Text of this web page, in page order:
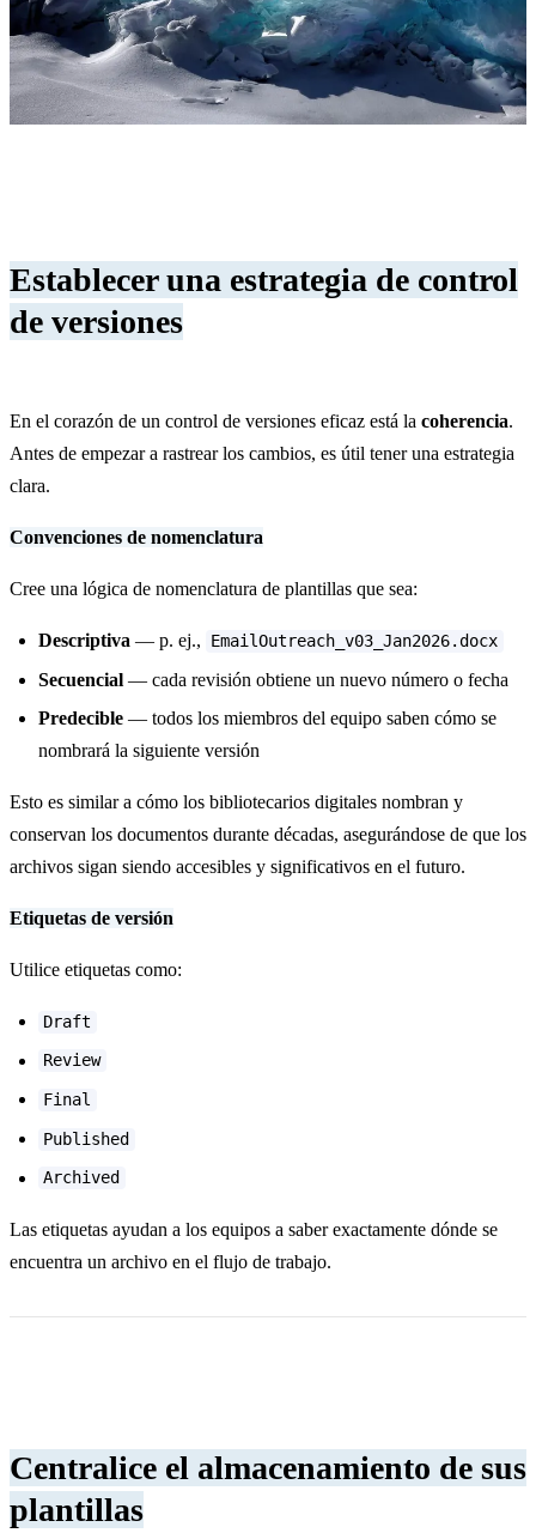
Establecer una estrategia de control
de versiones
En el corazón de un control de versiones eficaz está la coherencia.
Antes de empezar a rastrear los cambios, es útil tener una estrategia
clara.
Convenciones de nomenclatura
Cree una lógica de nomenclatura de plantillas que sea:
Descriptiva — p. ej., EmailOutreach_v03_Jan2026.docx
Secuencial — cada revisión obtiene un nuevo número o fecha
Predecible — todos los miembros del equipo saben cómo se
nombrará la siguiente versión
Esto es similar a cómo los bibliotecarios digitales nombran y
conservan los documentos durante décadas, asegurándose de que los
archivos sigan siendo accesibles y significativos en el futuro.
Etiquetas de versión
Utilice etiquetas como:
Draft
Review
Final
Published
Archived
Las etiquetas ayudan a los equipos a saber exactamente dónde se
encuentra un archivo en el flujo de trabajo.
Centralice el almacenamiento de sus
plantillas